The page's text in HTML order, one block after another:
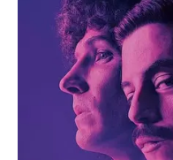
këndvështrime.
vijnë me realitetin e
propagandë, premtime,
urbane, edhe shpikje
nga ata që vetëmburren
krunde… Po bëhet
jeshile sportive,
fjalën mirëmëngjesi, aq